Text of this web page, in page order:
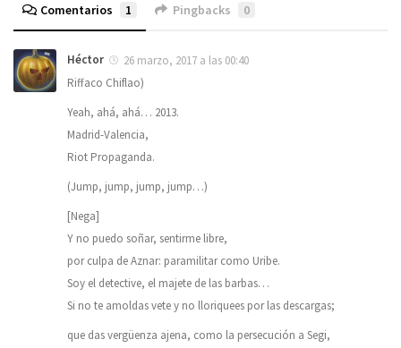
Comentarios 1 Pingbacks 0
Héctor
26 marzo, 2017 a las 00:40
Riffaco Chiflao)
Yeah, ahá, ahá… 2013.
Madrid-Valencia,
Riot Propaganda.
(Jump, jump, jump, jump…)
[Nega]
Y no puedo soñar, sentirme libre,
por culpa de Aznar: paramilitar como Uribe.
Soy el detective, el majete de las barbas…
Si no te amoldas vete y no lloriquees por las descargas;
que das vergüenza ajena, como la persecución a Segi,